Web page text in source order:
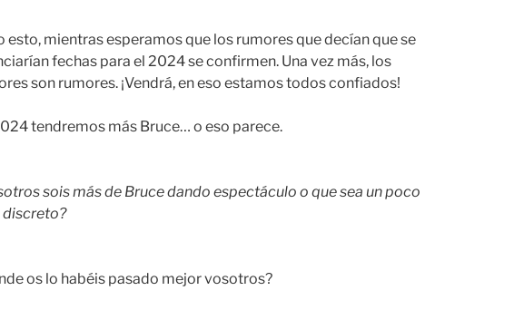
esto, mientras esperamos que los rumores que decían que se
fechas para el 2024 se confirmen. Una vez más, los
son rumores. ¡Vendrá, en eso estamos todos confiados!
tendremos más Bruce… o eso parece.
sois más de Bruce dando espectáculo o que sea un poco
discreto?
os lo habéis pasado mejor vosotros?